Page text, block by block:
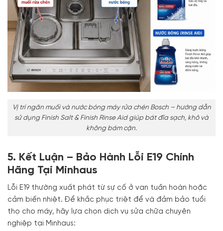
Vị trí ngăn muối và nước bóng máy rửa chén Bosch – hướng dẫn
sử dụng Finish Salt & Finish Rinse Aid giúp bát đĩa sạch, khô và
không bám cặn.
5. Kết Luận – Bảo Hành Lỗi E19 Chính
Hãng Tại Minhaus
Lỗi E19 thường xuất phát từ sự cố ở van tuần hoàn hoặc
cảm biến nhiệt. Để khắc phục triệt để và đảm bảo tuổi
thọ cho máy, hãy lựa chọn dịch vụ sửa chữa chuyên
nghiệp tại Minhaus: